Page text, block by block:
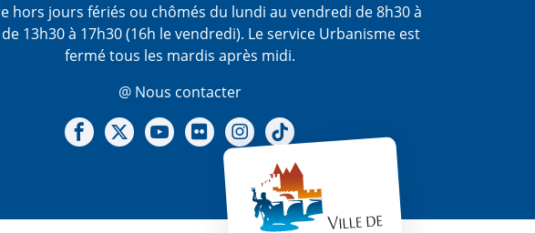
hors jours fériés ou chômés du lundi au vendredi de 8h30 à
13h30 à 17h30 (16h le vendredi). Le service Urbanisme est
fermé tous les mardis après midi.
@ Nous contacter
Notre Facebook
Notre X - (twitter)
Notre chaine Youtube
Notre Gallerie sur Flickr
Notre Instagram